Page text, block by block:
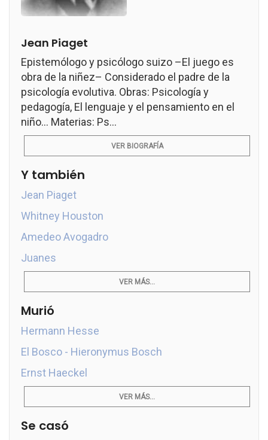
Jean Piaget
Epistemólogo y psicólogo suizo –El juego es
obra de la niñez– Considerado el padre de la
psicología evolutiva. Obras: Psicología y
pedagogía, El lenguaje y el pensamiento en el
niño... Materias: Ps...
VER BIOGRAFÍA
Y también
Jean Piaget
Whitney Houston
Amedeo Avogadro
Juanes
VER MÁS...
Murió
Hermann Hesse
El Bosco - Hieronymus Bosch
Ernst Haeckel
VER MÁS...
Se casó